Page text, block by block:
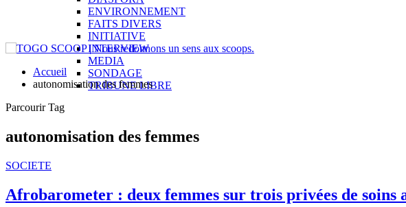
ENVIRONNEMENT
FAITS DIVERS
INITIATIVE
INTERVIEW
MEDIA
SONDAGE
TRIBUNE LIBRE
Accueil
autonomisation des femmes
Parcourir Tag
autonomisation des femmes
SOCIETE
Afrobarometer : deux femmes sur trois privées de soins